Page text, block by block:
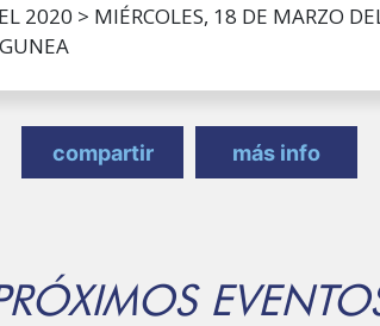
2020 > MIÉRCOLES, 18 DE MARZO
compartir más info